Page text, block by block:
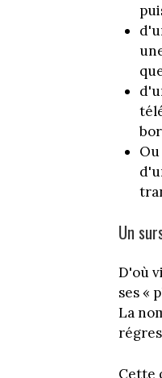
Un
D'où
ses «
La
Cette